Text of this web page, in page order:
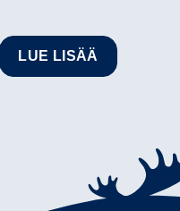
LUE LISÄÄ